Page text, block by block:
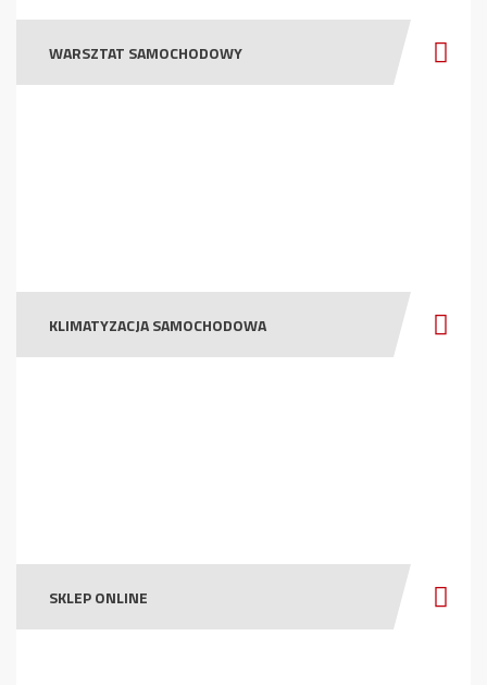
WARSZTAT SAMOCHODOWY
KLIMATYZACJA SAMOCHODOWA
SKLEP ONLINE